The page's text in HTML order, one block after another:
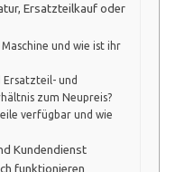
Ersatzteilkauf oder
und wie ist ihr
Ersatzteil- und
zum Neupreis?
verfügbar und wie
Kundendienst
funktionieren